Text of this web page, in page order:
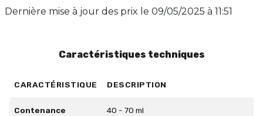
rempli à 50ml sans nicotine, il offre un équilibre parfait
et dépaysante.
Dernière mise à jour des prix le 09/05/2025 à 11:51
Caractéristiques techniques
CARACTÉRISTIQUE DESCRIPTION
Contenance 40 - 70 ml